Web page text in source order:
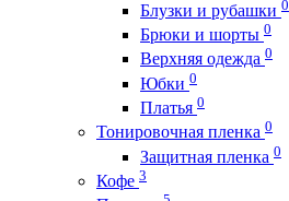
Блузки и рубашки 0
Брюки и шорты 0
Верхняя одежда 0
Юбки 0
Платья 0
Тонировочная пленка 0
Защитная пленка 0
Кофе 3